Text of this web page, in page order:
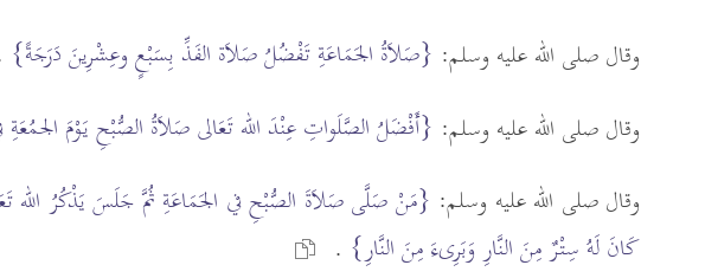
وقال صلى الله عليه وسلم: {صَلاَةُ الجَمَاعَةِ تَفْضُلُ صَلاَة الفَذِّ بِسَبْعٍ وعِشْرِينَ دَرَجَةً}
وقال صلى الله عليه وسلم: {أَفْضَلُ الصَّلَواتِ عِنْدَ الله تَعَالى صَلاَةُ الصُّبْحِ يَوْمَ
وقال صلى الله عليه وسلم: {مَنْ صَلَّى صَلاَةَ الصُّبْحِ في الجَمَاعَةِ ثُمَّ جَلَسَ يَذْكُرُ الله
كَانَ لَهُ سِتْرٌ مِنَ النَّارِ وَبَرِىءَ مِنَ النَّارِ} .